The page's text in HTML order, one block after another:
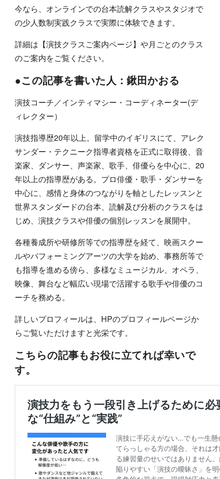
今なら、オンラインでの台本読解クラスやスタジオで
の少人数制実践クラスで実際に体験できます。
詳細は【演技クラスご案内ページ】や月ごとのクラス
のご案内をご覧ください。
●この記事を書いた人：鍬田かおる
演技コーチ／インティマシー・コーディネーター(デ
ィレクター）
演技指導歴20年以上。留学中のイギリスにて、アレク
サンダー・テクニーク指導者資格を正式に取得後、音
楽家、ダンサー、声楽家、歌手、俳優らを中心に、20
年以上の指導歴がある。プロ俳優・歌手・ダンサーを
中心に、感情と身体のつながりを軸としたレッスンと
世界スタンダードの台本、読解及び分析のクラスをは
じめ、演技クラスや俳優の個別レッスンを展開中。
各種養成所や研修所等での指導歴を経て、映画スクー
ルやパフォーミングアーツの大学を始め、事務所等で
も指導を進める傍ら、多様なミュージカル、オペラ、
映像、舞台など幅広い現場で活躍する歌手や俳優のコ
ーチを務める。
詳しいプロフィールは、HPのプロフィールページか
らご覧いただけますと光栄です。
こちらの記事もお役に立てれば幸いで
す。